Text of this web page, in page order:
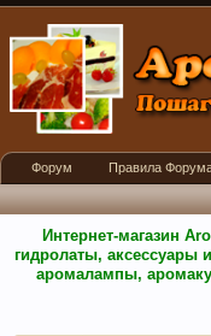
Интернет-магазин
гидролаты, аксессуары
аромалампы,
Форум Правила